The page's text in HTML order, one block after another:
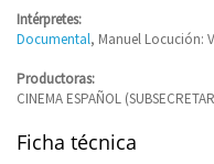
Intérpretes:
Documental, Manuel Locución:
Productoras:
CINEMA ESPAÑOL
Ficha técnica